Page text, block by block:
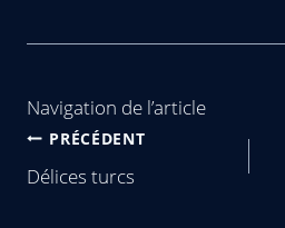
Navigation de l’article
PRÉCÉDENT
Délices turcs